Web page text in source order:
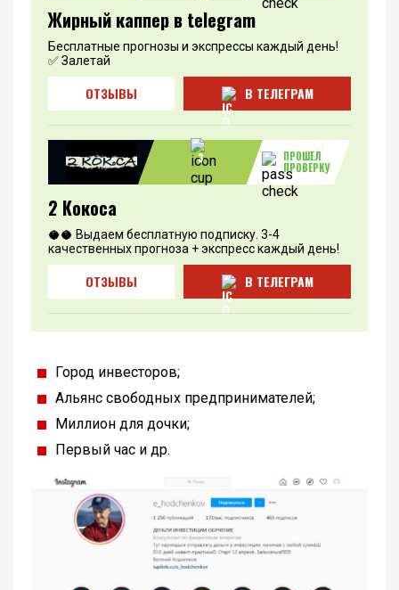
Жирный каппер в telegram
Бесплатные прогнозы и экспрессы каждый день!
✅ Залетай
ОТЗЫВЫ В ТЕЛЕГРАМ
3
ПРОШЕЛ
ПРОВЕРКУ
2 Кокоса
🥥🥥 Выдаем бесплатную подписку. 3-4
качественных прогноза + экспресс каждый день!
ОТЗЫВЫ В ТЕЛЕГРАМ
Город инвесторов;
Альянс свободных предпринимателей;
Миллион для дочки;
Первый час и др.